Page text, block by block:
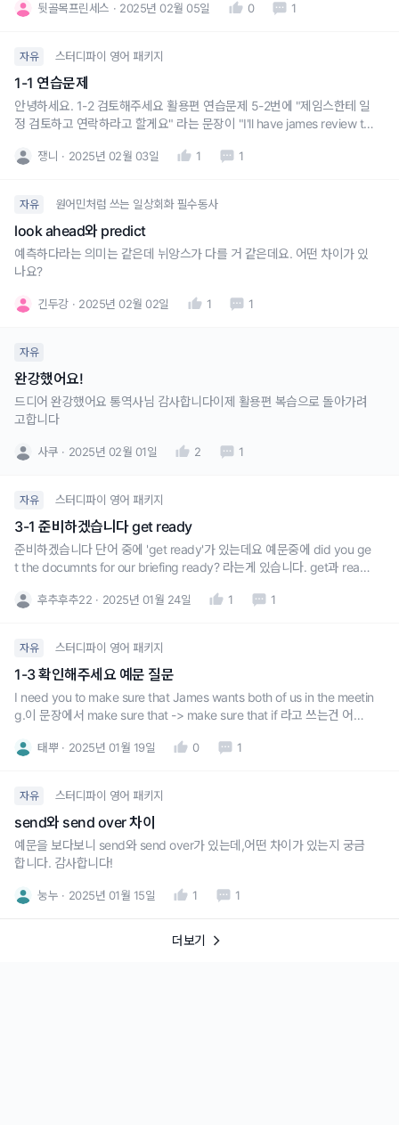
뒷골목프린세스 2025년 02월 05일 0 1
자유 스터디파이 영어 패키지
1-1 연습문제
안녕하세요. 1-2 검토해주세요 활용편 연습문제 5-2번에 "제임스한테 일
정 검토하고 연락하라고 할게요" 라는 문장이 "I'll have james review th
신 make 나 let을 써도 어감상 의미도 동일할까요?? (make 는 좀 강압적
쟁니 2025년 02월 03일 1 1
자유 원어민처럼 쓰는 일상회화 필수동사
look ahead와 predict
예측하다라는 의미는 같은데 뉘앙스가 다를 거 같은데요. 어떤 차이가 있
나요?
긴두강 2025년 02월 02일 1 1
자유
완강했어요!
드디어 완강했어요 통역사님 감사합니다이제 활용편 복습으로 돌아가려
고합니다
사쿠 2025년 02월 01일 2 1
자유 스터디파이 영어 패키지
3-1 준비하겠습니다 get ready
준비하겠습니다 단어 중에 'get ready'가 있는데요 예문중에 did you ge
t the documnts for our briefing ready? 라는게 있습니다. get과 ready
후추후추22 2025년 01월 24일 1 1
자유 스터디파이 영어 패키지
1-3 확인해주세요 예문 질문
I need you to make sure that James wants both of us in the meetin
g.이 문장에서 make sure that -> make sure that if 라고 쓰는건 어색
다!
태뿌 2025년 01월 19일 0 1
자유 스터디파이 영어 패키지
send와 send over 차이
예문을 보다보니 send와 send over가 있는데,어떤 차이가 있는지 궁금
합니다. 감사합니다!
눙누 2025년 01월 15일 1 1
더보기